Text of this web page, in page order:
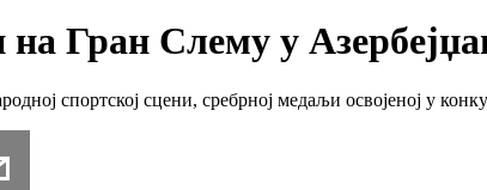
Гран Слему у
спортској сцени, сребрној медаљи освојеној у